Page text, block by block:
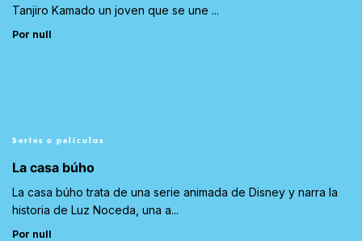
Tanjiro Kamado un joven que se une ...
Por null
Series o películas
La casa búho
La casa búho trata de una serie animada de Disney y narra la
historia de Luz Noceda, una a...
Por null